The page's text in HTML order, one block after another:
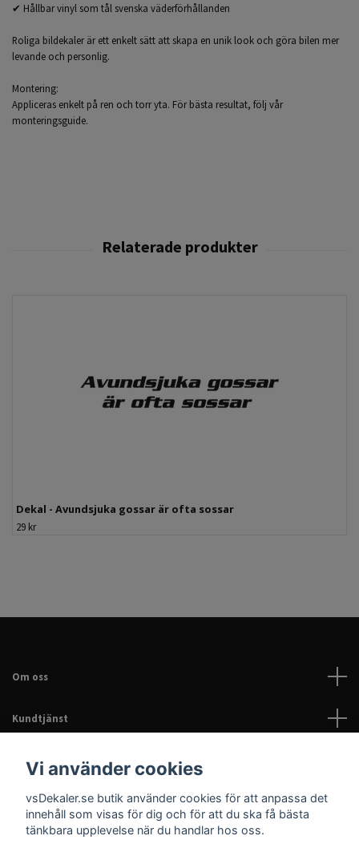
✔ Hållbar vinyl som tål svenska väderförhållanden
Roliga bildekaler är ett enkelt sätt att skapa en unik look och göra bilen mer
levande och personlig.
Montering:
Appliceras enkelt på ren och torr yta. För bästa resultat, följ vår
monteringsguide.
Dekal - Avundsjuka gossar är ofta sossar
29 kr
Om oss
Kundtjänst
Läs mer
Sociala medier
Vi använder cookies
vsDekaler.se butik använder cookies för att anpassa det
innehåll som visas för dig och för att du ska få bästa
tänkbara upplevelse när du handlar hos oss.